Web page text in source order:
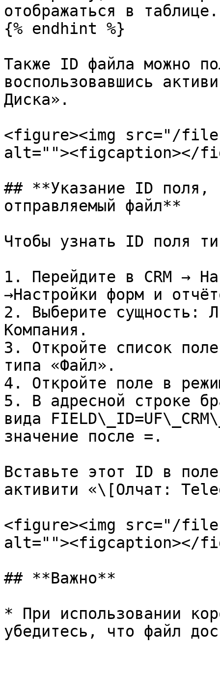
отображаться в таблице.
{% endhint %}
Также ID файла можно
воспользовавшись
Диска».
<figure><img src="/
alt=""><figcaption></
## **Указание ID поля,
отправляемый файл**
Чтобы узнать ID поля
1. Перейдите в CRM →
→Настройки форм и
2. Выберите сущность:
Компания.
3. Откройте список
типа «Файл».
4. Откройте поле в
5. В адресной строке
вида
значение после =.
Вставьте этот ID в
активити «\[Олчат:
<figure><img src="/
alt=""><figcaption></
## **Важно**
* При использовании